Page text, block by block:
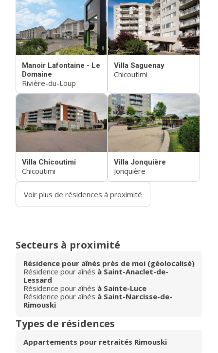
Manoir Lafontaine - Le
Domaine
Rivière-du-Loup
Villa Saguenay
Chicoutimi
Villa Chicoutimi
Chicoutimi
Villa Jonquière
Jonquière
Voir plus de résidences à proximité
Secteurs à proximité
Résidence pour aînés près de moi (géolocalisé)
Résidence pour aînés à Saint-Anaclet-de-
Lessard
Résidence pour aînés à Sainte-Luce
Résidence pour aînés à Saint-Narcisse-de-
Rimouski
Types de résidences
Appartements pour retraités Rimouski